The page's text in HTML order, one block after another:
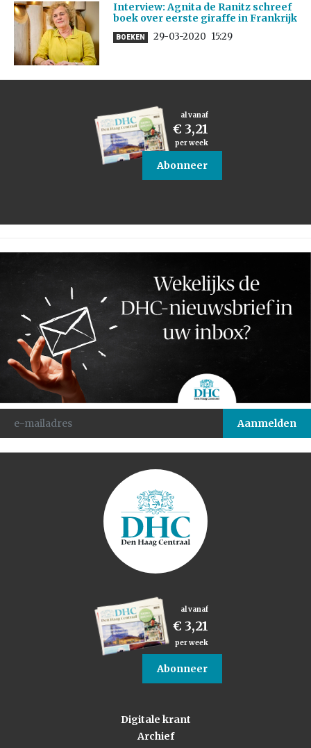
Interview: Agnita de Ranitz schreef
boek over eerste giraffe in Frankrijk
BOEKEN 29-03-2020 15:29
al vanaf
€ 3,21
per week
Abonneer
al vanaf
€ 3,21
per week
Abonneer
Digitale krant
Archief